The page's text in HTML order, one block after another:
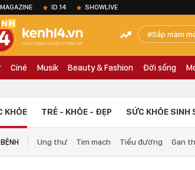
ID.14 SHOWLIVE
Sắp mâm
Ciné Musik Beauty & Fashion Đời sống
KHỎE TRẺ - KHỎE - ĐẸP SỨC KHỎE SINH
Ung thư Tim mạch Tiểu đường Gan